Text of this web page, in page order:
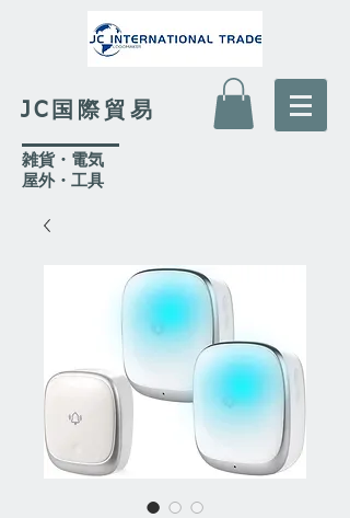
JC国際貿易
​雑貨・電気
​屋外・工具